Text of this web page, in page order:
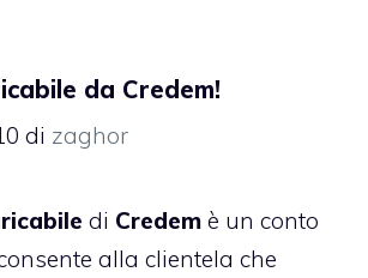
da Credem!
di zaghor
di Credem è un conto
alla clientela che